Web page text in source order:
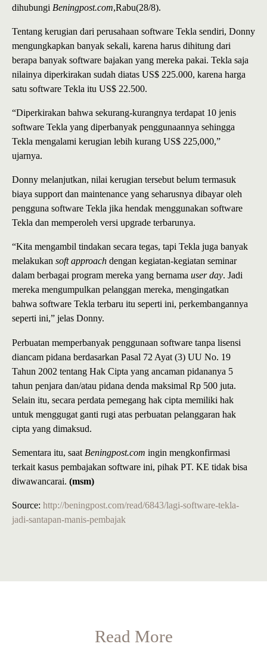
dihubungi Beningpost.com,Rabu(28/8).
Tentang kerugian dari perusahaan software Tekla sendiri, Donny
mengungkapkan banyak sekali, karena harus dihitung dari
berapa banyak software bajakan yang mereka pakai. Tekla saja
nilainya diperkirakan sudah diatas US$ 225.000, karena harga
satu software Tekla itu US$ 22.500.
“Diperkirakan bahwa sekurang-kurangnya terdapat 10 jenis
software Tekla yang diperbanyak penggunaannya sehingga
Tekla mengalami kerugian lebih kurang US$ 225,000,”
ujarnya.
Donny melanjutkan, nilai kerugian tersebut belum termasuk
biaya support dan maintenance yang seharusnya dibayar oleh
pengguna software Tekla jika hendak menggunakan software
Tekla dan memperoleh versi upgrade terbarunya.
“Kita mengambil tindakan secara tegas, tapi Tekla juga banyak
melakukan soft approach dengan kegiatan-kegiatan seminar
dalam berbagai program mereka yang bernama user day. Jadi
mereka mengumpulkan pelanggan mereka, mengingatkan
bahwa software Tekla terbaru itu seperti ini, perkembangannya
seperti ini,” jelas Donny.
Perbuatan memperbanyak penggunaan software tanpa lisensi
diancam pidana berdasarkan Pasal 72 Ayat (3) UU No. 19
Tahun 2002 tentang Hak Cipta yang ancaman pidananya 5
tahun penjara dan/atau pidana denda maksimal Rp 500 juta.
Selain itu, secara perdata pemegang hak cipta memiliki hak
untuk menggugat ganti rugi atas perbuatan pelanggaran hak
cipta yang dimaksud.
Sementara itu, saatBeningpost.com ingin mengkonfirmasi
terkait kasus pembajakan software ini, pihak PT. KE tidak bisa
diwawancarai. (msm)
Source: http://beningpost.com/read/6843/lagi-software-tekla-
jadi-santapan-manis-pembajak
Read More